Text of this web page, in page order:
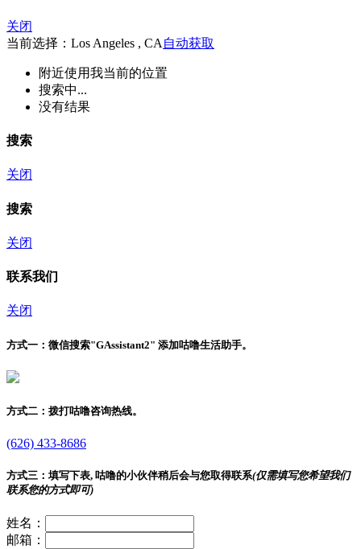
关闭
当前选择：Los Angeles , CA 自动获取
附近使用我当前的位置
搜索中...
没有结果
搜索
关闭
搜索
关闭
联系我们
关闭
方式一： 微信搜索"GAssistant2" 添加咕噜生活助手。
方式二： 拨打咕噜咨询热线。
(626) 433-8686
方式三： 填写下表, 咕噜的小伙伴稍后会与您取得联系(仅需填写您希望我们
联系您的方式即可)
姓名：
邮箱：